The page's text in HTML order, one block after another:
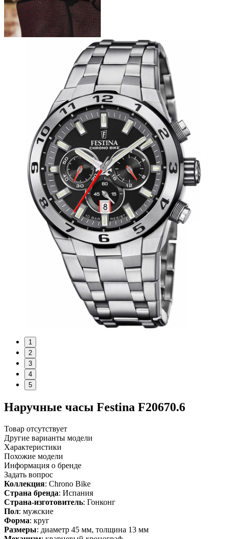
1
2
3
4
5
Наручные часы Festina F20670.6
Товар отсутствует
Другие варианты модели
Характеристики
Похожие модели
Информация о бренде
Задать вопрос
Коллекция: Chrono Bike
Страна бренда: Испания
Страна-изготовитель: Гонконг
Пол: мужские
Форма: круг
Размеры: диаметр 45 мм, толщина 13 мм